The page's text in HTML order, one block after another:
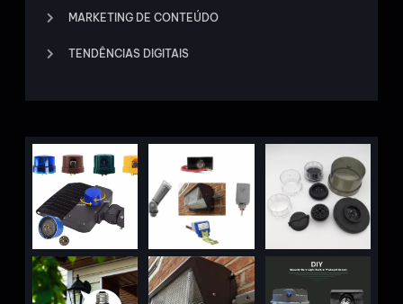
MARKETING DE CONTEÚDO
TENDÊNCIAS DIGITAIS